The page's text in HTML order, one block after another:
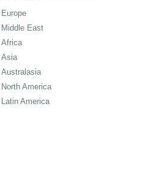
Europe
Middle East
Africa
Asia
Australasia
North America
Latin America